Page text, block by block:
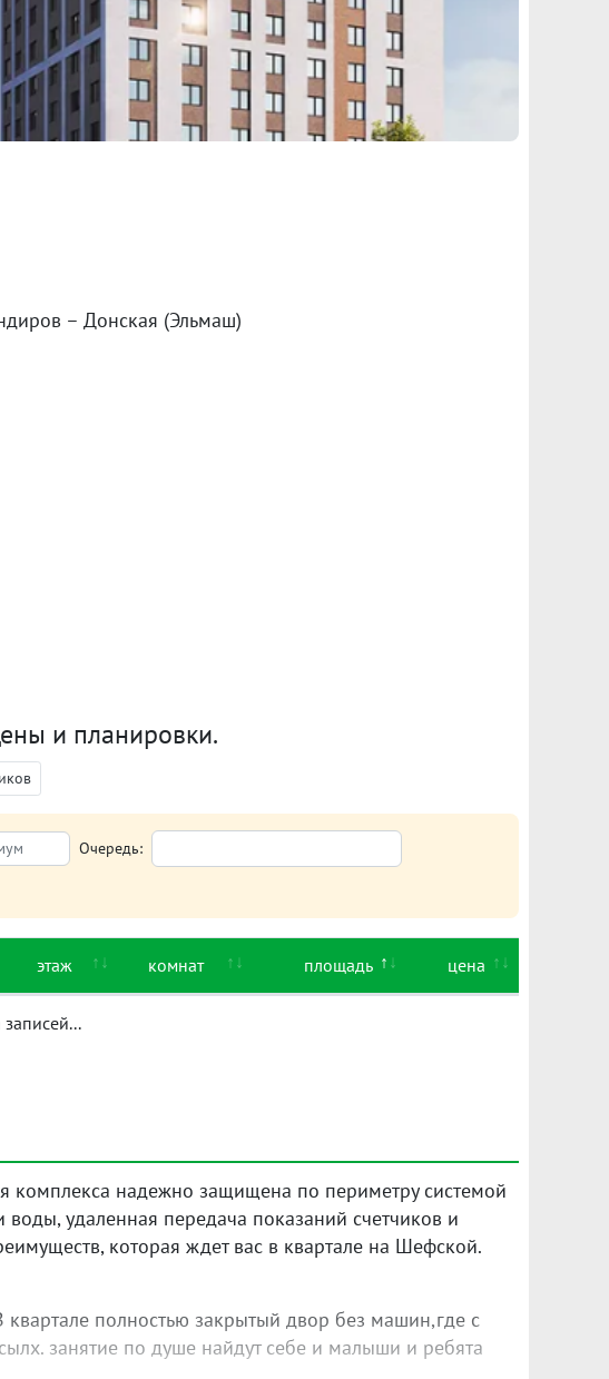
– Донская (Эльмаш)
и планировки.
Очередь:
этаж комнат площадь цена
записей...
комплекса надежно защищена по периметру системой
удаленная передача показаний счетчиков и
которая ждет вас в квартале на Шефской.
полностью закрытый двор без машин,где с
занятие по душе найдут себе и малыши и ребята